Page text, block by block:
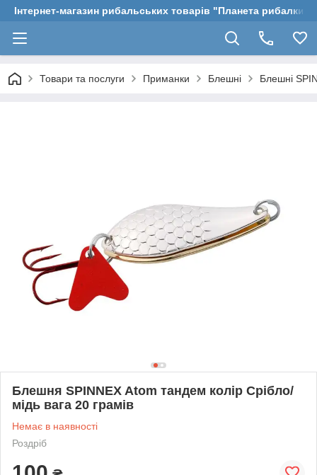
Інтернет-магазин рибальських товарів "Планета рибалки"
Товари та послуги Приманки Блешні Блешні
Блешня SPINNEX Atom тандем колір Срібло/
мідь вага 20 грамів
Немає в наявності
Роздріб